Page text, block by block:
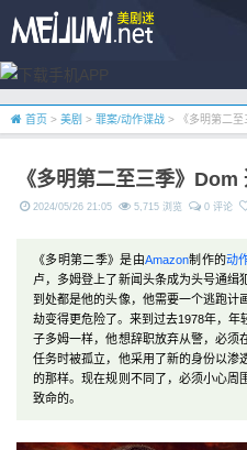
首页 > 美剧 > 罪案/动作谍战 > 《多明第二至
《多明第二至三季》Dom
2024/05/26 21:05 5,715 浏览 0 评论
《多明第二季》是由Amazon制作的动
卢，多姆登上了新闻头条成为头号通缉
到处都是他的头像，他需要一个逃跑计
劫变得更危险了。来到过去1978年，
子多姆一样，他想辞职放弃从警，必须
任务时被孤立，他采用了新的身份以渗
的那样。现在规则不同了，必须小心周
致命的。